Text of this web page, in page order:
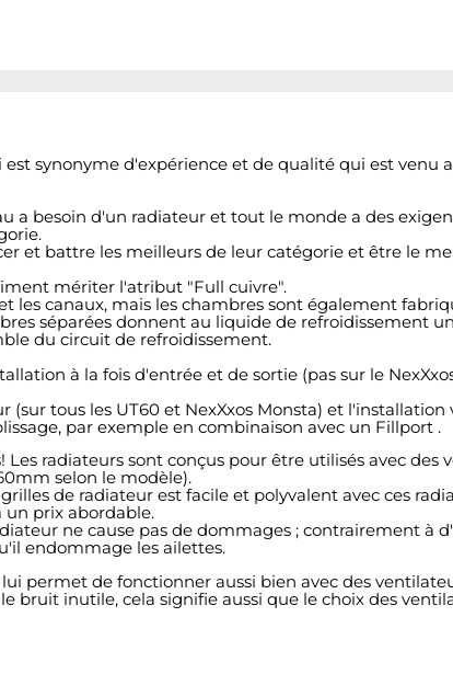
synonyme d'expérience et de qualité qui est
a besoin d'un radiateur et tout le monde a des
et battre les meilleurs de leur catégorie et être le
mériter l'atribut "Full cuivre".
les canaux, mais les chambres sont également
séparées donnent au liquide de refroidissement
du circuit de refroidissement.
à la fois d'entrée et de sortie (pas sur le
tous les UT60 et NexXxos Monsta) et
par exemple en combinaison avec un Fillport .
Les radiateurs sont conçus pour être utilisés avec
selon le modèle).
de radiateur est facile et polyvalent avec ces
un prix abordable.
ne cause pas de dommages ; contrairement à
endommage les ailettes.
permet de fonctionner aussi bien avec des
bruit inutile, cela signifie aussi que le choix des